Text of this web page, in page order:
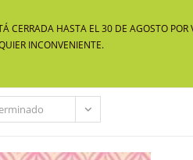
CERRADA HASTA EL 30 DE AGOSTO
INCONVENIENTE.